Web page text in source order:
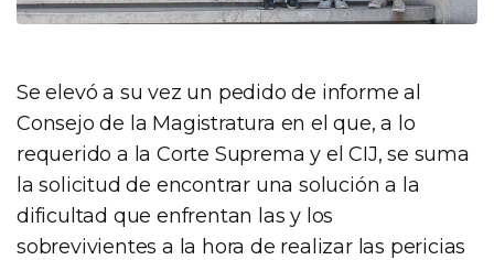
Se elevó a su vez un pedido de informe al
Consejo de la Magistratura en el que, a lo
requerido a la Corte Suprema y el CIJ, se suma
la solicitud de encontrar una solución a la
dificultad que enfrentan las y los
sobrevivientes a la hora de realizar las pericias